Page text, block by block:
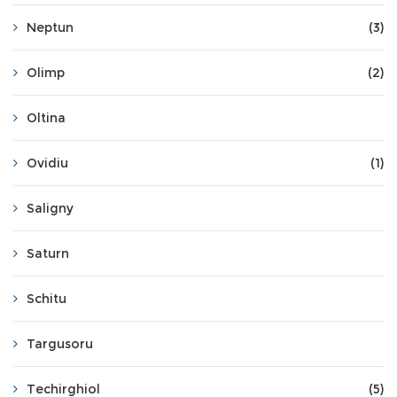
Neptun (3)
Olimp (2)
Oltina
Ovidiu (1)
Saligny
Saturn
Schitu
Targusoru
Techirghiol (5)